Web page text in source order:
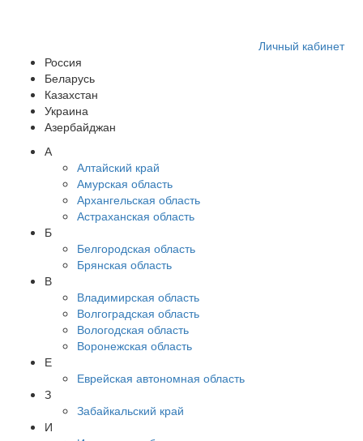
Личный кабинет
Россия
Беларусь
Казахстан
Украина
Азербайджан
А
Алтайский край
Амурская область
Архангельская область
Астраханская область
Б
Белгородская область
Брянская область
В
Владимирская область
Волгоградская область
Вологодская область
Воронежская область
Е
Еврейская автономная область
З
Забайкальский край
И